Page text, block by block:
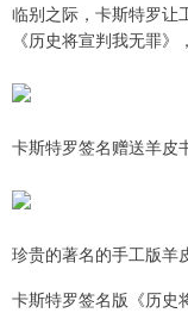
临别之际，卡斯特罗让
《历史将宣判我无罪》
卡斯特罗签名赠送羊皮
珍贵的著名的手工版羊
卡斯特罗签名版《历史